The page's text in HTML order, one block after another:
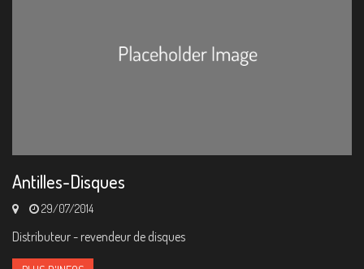
Antilles-Disques
29/07/2014
Distributeur - revendeur de disques